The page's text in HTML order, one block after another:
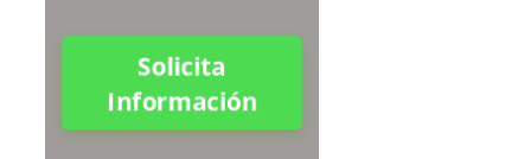
Solicita
Información